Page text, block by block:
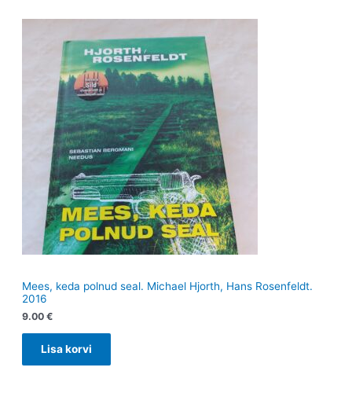
Mees, keda polnud seal. Michael Hjorth, Hans Rosenfeldt.
2016
9.00 €
Lisa korvi